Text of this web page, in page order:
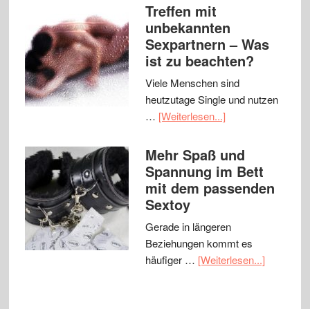
Treffen mit
unbekannten
Sexpartnern – Was
ist zu beachten?
Viele Menschen sind
heutzutage Single und nutzen
… [Weiterlesen...]
Mehr Spaß und
Spannung im Bett
mit dem passenden
Sextoy
Gerade in längeren
Beziehungen kommt es
häufiger … [Weiterlesen...]